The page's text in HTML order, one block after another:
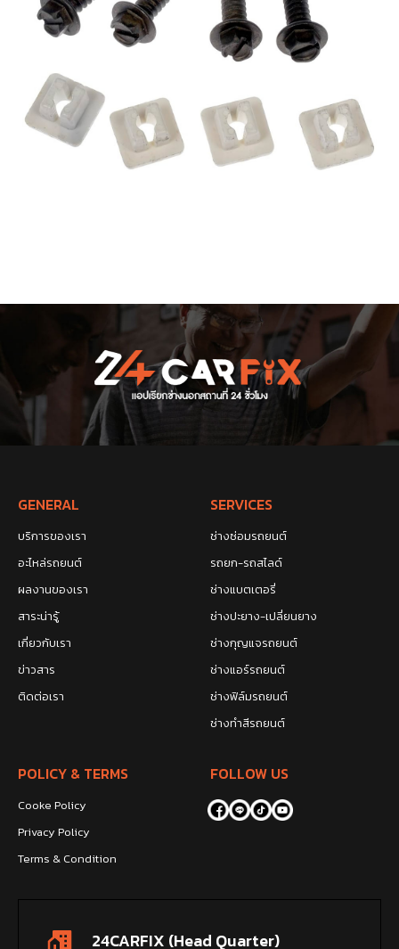
GENERAL
บริการของเรา
อะไหล่รถยนต์
ผลงานของเรา
สาระน่ารู้
เกี่ยวกับเรา
ข่าวสาร
ติดต่อเรา
SERVICES
ช่างซ่อมรถยนต์
รถยก-รถสไลด์
ช่างแบตเตอรี่
ช่างปะยาง-เปลี่ยนยาง
ช่างกุญแจรถยนต์
ช่างแอร์รถยนต์
ช่างฟิล์มรถยนต์
ช่างทำสีรถยนต์
POLICY & TERMS
Cooke Policy
Privacy Policy
Terms & Condition
FOLLOW US
24CARFIX (Head Quarter)